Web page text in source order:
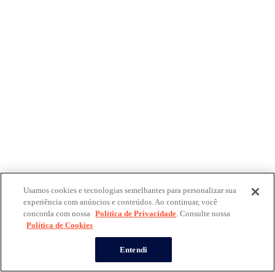
Usamos cookies e tecnologias semelhantes para personalizar sua
experiência com anúncios e conteúdos. Ao continuar, você
concorda com nossa Política de Privacidade. Consulte nossa
Política de Cookies
Entendi